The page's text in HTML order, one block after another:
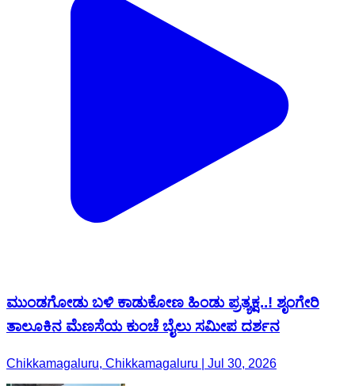
ಮುಂಡಗೋಡು ಬಳಿ ಕಾಡುಕೋಣ ಹಿಂಡು ಪ್ರತ್ಯಕ್ಷ..! ಶೃಂಗೇರಿ
ತಾಲೂಕಿನ ಮೆಣಸೆಯ ಕುಂಚೆ ಬೈಲು ಸಮೀಪ ದರ್ಶನ
Chikkamagaluru, Chikkamagaluru | Jul 30, 2026